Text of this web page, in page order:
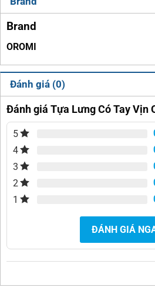
Brand
OROMI
Đánh giá (0)
Đánh giá Tựa Lưng Có Tay Vịn
5
4
3
2
1
ĐÁNH GIÁ